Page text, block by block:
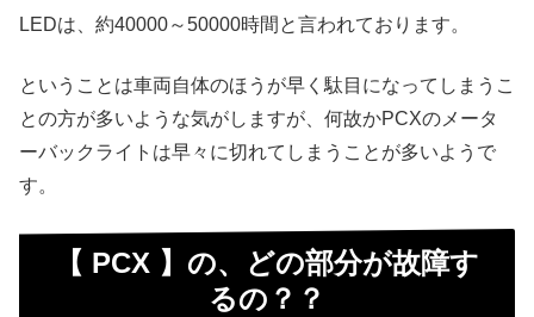
LEDは、約40000～50000時間と言われております。
ということは車両自体のほうが早く駄目になってしまうこ
との方が多いような気がしますが、何故かPCXのメータ
ーバックライトは早々に切れてしまうことが多いようで
す。
【 PCX 】の、どの部分が故障す
るの？？